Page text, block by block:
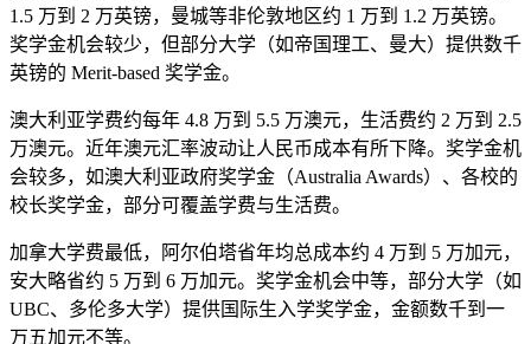
1.5 万到 2 万英镑，曼城等非伦敦地区约 1 万到 1.2 万英镑。
奖学金机会较少，但部分大学（如帝国理工、曼大）提供数千
英镑的 Merit-based 奖学金。
澳大利亚学费约每年 4.8 万到 5.5 万澳元，生活费约 2 万到 2.5
万澳元。近年澳元汇率波动让人民币成本有所下降。奖学金机
会较多，如澳大利亚政府奖学金（Australia Awards）、各校的
校长奖学金，部分可覆盖学费与生活费。
加拿大学费最低，阿尔伯塔省年均总成本约 4 万到 5 万加元，
安大略省约 5 万到 6 万加元。奖学金机会中等，部分大学（如
UBC、多伦多大学）提供国际生入学奖学金，金额数千到一
万五加元不等。